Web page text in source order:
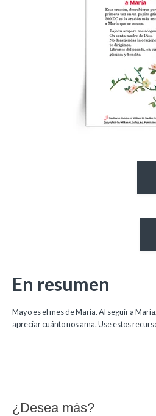
En resumen
Mayo es el mes de María. Al seguir a
apreciar cuánto nos ama. Use estos
¿Desea más?